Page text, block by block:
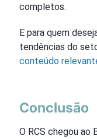
completos.
E para quem
tendências do
conteúdo
Conclusão
O RCS chegou ao